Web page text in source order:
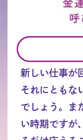
新しい仕事が
それにともな
でしょう。ま
い時期ですが